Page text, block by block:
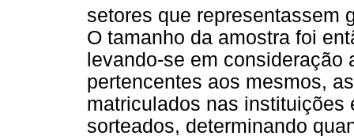
setores que representassem
O tamanho da amostra foi
levando-se em consideração
pertencentes aos mesmos,
matriculados nas instituições
sorteados, determinando